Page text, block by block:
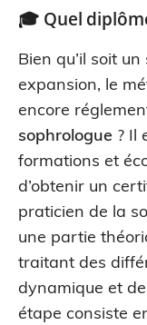
🎓 Quel
Bien qu’il soit
expansion, le
encore
sophrologue ? Il
formations et
d’obtenir un
praticien de la
une partie
traitant des
dynamique et
étape consiste